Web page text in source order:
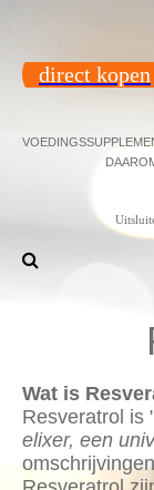
direct kopen
Wat is
Resveratrol is
elixer, een